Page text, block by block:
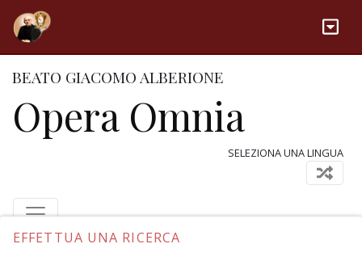
BEATO GIACOMO ALBERIONE
Opera Omnia
SELEZIONA UNA LINGUA
EFFETTUA UNA RICERCA